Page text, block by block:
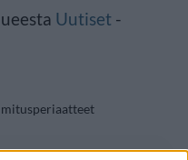
Uutiset -